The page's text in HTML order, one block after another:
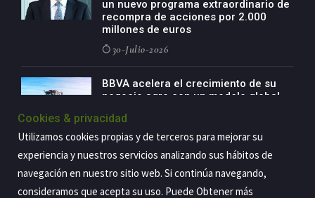
un nuevo programa extraordinario de
recompra de acciones por 2.000
millones de euros
30-Julio-2026
BBVA acelera el crecimiento de su
negocio agro con un modelo global
países
29-Julio-2026
Cookies & privacidad
Utilizamos cookies propias y de terceros para mejorar su
experiencia y nuestros servicios analizando sus hábitos de
navegación en nuestro sitio web. Si continúa navegando,
consideramos que acepta su uso. Puede Obtener más